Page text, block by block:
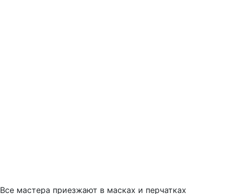
Все мастера приезжают в масках и перчатках